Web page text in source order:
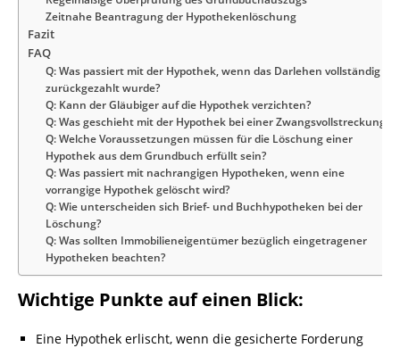
Zeitnahe Beantragung der Hypothekenlöschung
Fazit
FAQ
Q: Was passiert mit der Hypothek, wenn das Darlehen vollständig
zurückgezahlt wurde?
Q: Kann der Gläubiger auf die Hypothek verzichten?
Q: Was geschieht mit der Hypothek bei einer Zwangsvollstreckung?
Q: Welche Voraussetzungen müssen für die Löschung einer
Hypothek aus dem Grundbuch erfüllt sein?
Q: Was passiert mit nachrangigen Hypotheken, wenn eine
vorrangige Hypothek gelöscht wird?
Q: Wie unterscheiden sich Brief- und Buchhypotheken bei der
Löschung?
Q: Was sollten Immobilieneigentümer bezüglich eingetragener
Hypotheken beachten?
Wichtige Punkte auf einen Blick:
Eine Hypothek erlischt, wenn die gesicherte Forderung